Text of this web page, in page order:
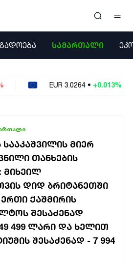
ᲞᲝᲚᲘᲢᲘᲙᲐ
ᲔᲙᲝᲜᲝᲛᲘᲙᲐ
ᲣᲪᲮᲝᲔᲗᲘ
ᲐᲛᲘᲜᲓᲘ
ᲡᲐᲛᲮᲔᲓᲠᲝ
ᲠᲔᲒᲘᲝᲜᲘ
ᲘᲜᲢᲔᲠᲕᲘᲣ
ᲑᲘᲖᲜᲔᲡᲘ
ᲡᲐᲛᲐᲠᲗᲐᲚᲘ
+0.013% USD
ᲛᲘᲔᲠ
ᲗᲐᲜᲮᲔᲑᲘᲡ
ᲛᲘᲮᲔᲘᲚ
ᲓᲘᲓ ᲑᲠᲘᲢᲐᲜᲔᲗᲨᲘ
ᲔᲠᲗᲘ ᲥᲐᲨᲛᲘᲠᲘᲡ
ᲨᲔᲡᲐᲫᲔᲜᲐᲓ
499 ᲚᲐᲠᲘ ᲓᲐ ᲮᲔᲚᲘᲗ
ᲨᲔᲡᲐᲫᲔᲜᲐᲓ - 7 994